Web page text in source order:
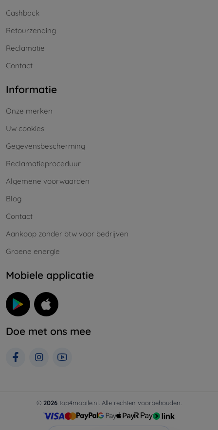
Cashback
Retourzending
Reclamatie
Contact
Informatie
Onze merken
Uw cookies
Gegevensbescherming
Reclamatieproceduur
Algemene voorwaarden
Blog
Contact
Aankoop zonder btw voor bedrijven
Groene energie
Mobiele applicatie
Doe met ons mee
© 2026 top4mobile.nl. Alle rechten voorbehouden.